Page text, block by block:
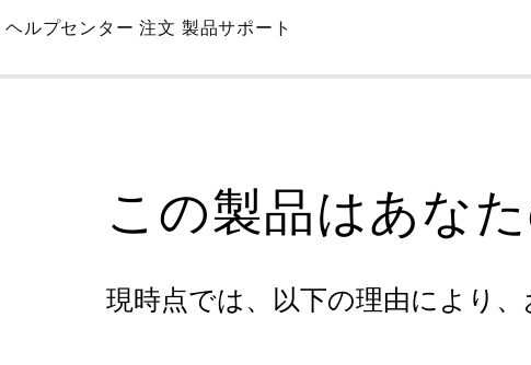
Skip
Main
ヘルプセンター 注文 製品サポート
この製品はあな
現時点では、以下の理由により